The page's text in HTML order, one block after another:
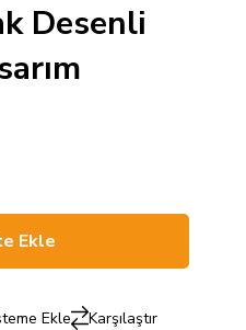
Desenli
Ekle Karşılaştır